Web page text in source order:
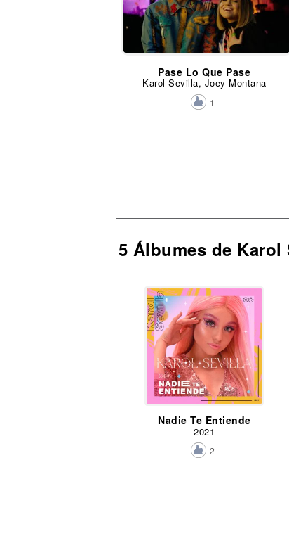
Pase Lo Que Pase
Karol Sevilla, Joey Montana
1
5 Álbumes de Karol
Nadie Te Entiende
2021
2